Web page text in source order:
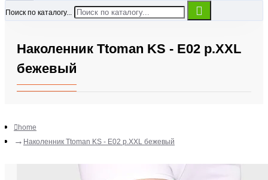
Поиск по каталогу...
Наколенник Ttoman KS - Е02 р.XXL
бежевый
home
Наколенник Ttoman KS - Е02 р.XXL бежевый